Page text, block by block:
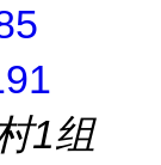
1组